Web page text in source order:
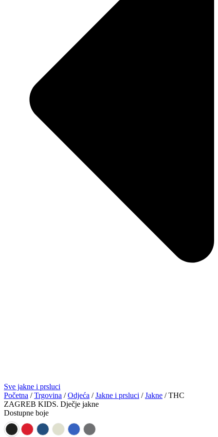
Sve jakne i prsluci
Početna /Trgovina /Odjeća /Jakne i prsluci /Jakne / THC
ZAGREB KIDS. Dječje jakne
Dostupne boje